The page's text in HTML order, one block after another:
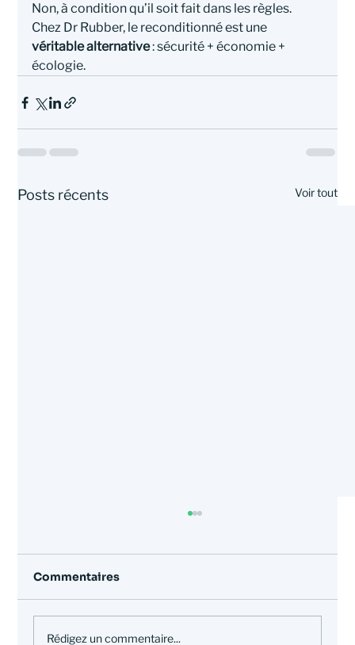
Non, à condition qu’il soit fait dans les règles.
Chez Dr Rubber, le reconditionné est une
véritable alternative : sécurité + économie +
écologie.
Posts récents Voir tout
Commentaires
Rédigez un commentaire...